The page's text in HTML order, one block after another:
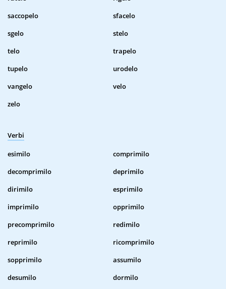
saccopelo
sfacelo
sgelo
stelo
telo
trapelo
tupelo
urodelo
vangelo
velo
zelo
Verbi
esimilo
comprimilo
decomprimilo
deprimilo
dirimilo
esprimilo
imprimilo
opprimilo
precomprimilo
redimilo
reprimilo
ricomprimilo
sopprimilo
assumilo
desumilo
dormilo